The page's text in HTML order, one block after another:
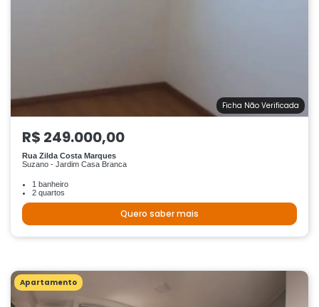
Ficha Não Verificada
R$ 249.000,00
Rua Zilda Costa Marques
Suzano - Jardim Casa Branca
1 banheiro
2 quartos
Quero saber mais
Apartamento